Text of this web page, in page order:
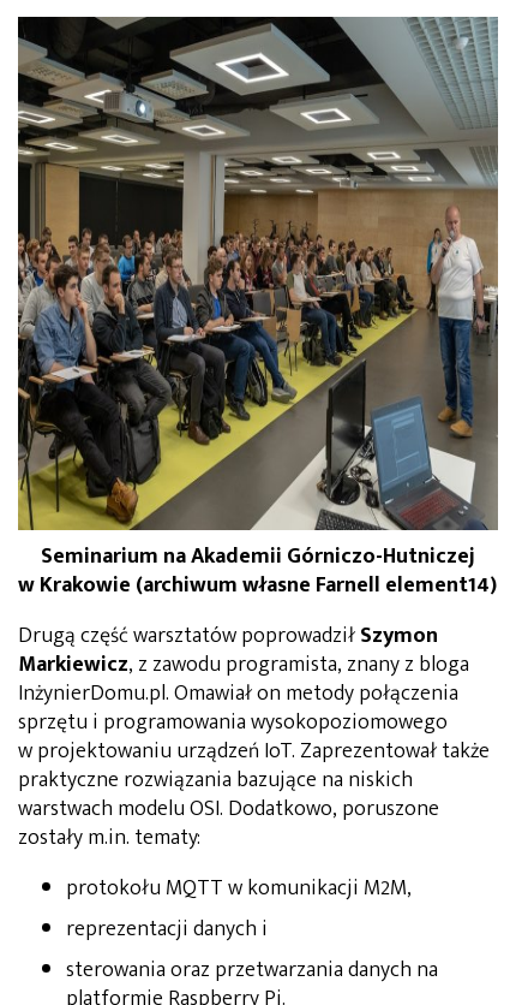
Seminarium na Akademii Górniczo-Hutniczej
w Krakowie (archiwum własne Farnell element14)
Drugą część warsztatów poprowadziłSzymon
Markiewicz, z zawodu programista, znany z bloga
InżynierDomu.pl. Omawiał on metody połączenia
sprzętu i programowania wysokopoziomowego
w projektowaniu urządzeń IoT. Zaprezentował także
praktyczne rozwiązania bazujące na niskich
warstwach modelu OSI. Dodatkowo, poruszone
zostały m.in. tematy:
protokołu MQTT w komunikacji M2M,
reprezentacji danych i
sterowania oraz przetwarzania danych na